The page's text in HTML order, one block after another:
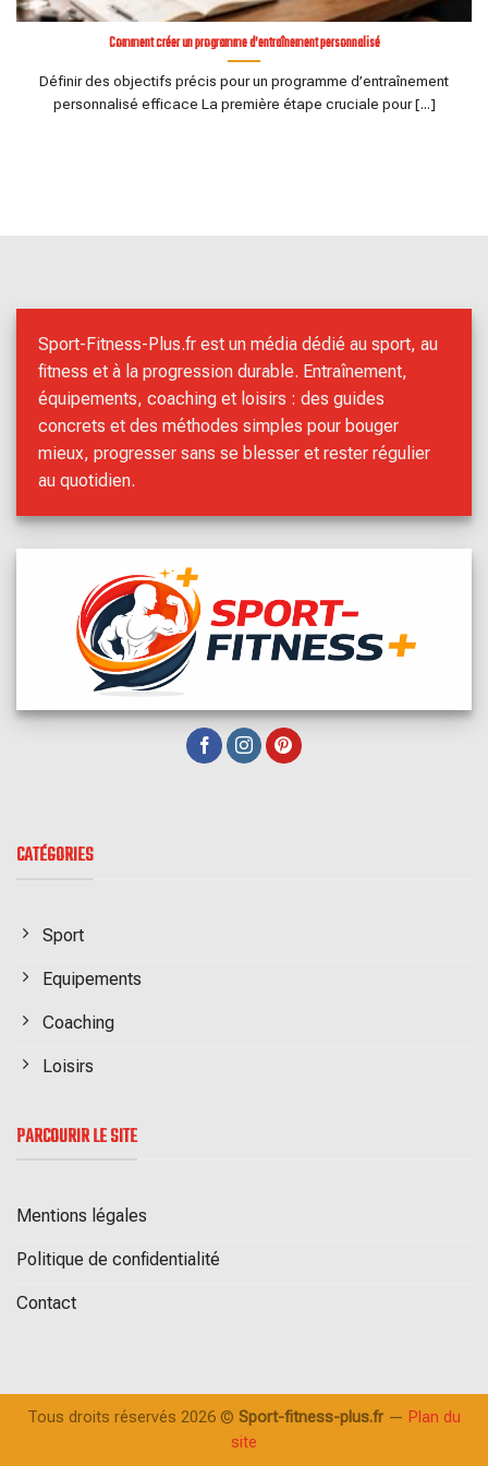
Comment créer un programme d’entraînement personnalisé
Définir des objectifs précis pour un programme d’entraînement
personnalisé efficace La première étape cruciale pour [...]
Sport-Fitness-Plus.fr est un média dédié au sport, au
fitness et à la progression durable. Entraînement,
équipements, coaching et loisirs : des guides
concrets et des méthodes simples pour bouger
mieux, progresser sans se blesser et rester régulier
au quotidien.
CATÉGORIES
Sport
Equipements
Coaching
Loisirs
PARCOURIR LE SITE
Mentions légales
Politique de confidentialité
Contact
Tous droits réservés 2026 © Sport-fitness-plus.fr — Plan du
site